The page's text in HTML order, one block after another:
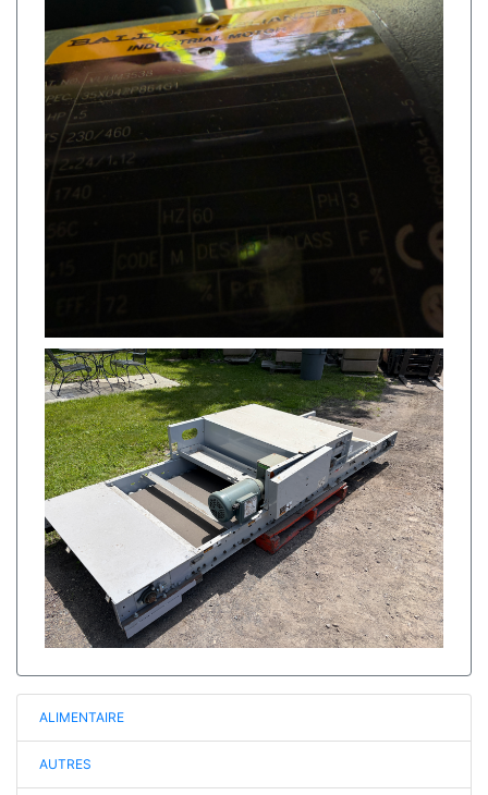
ALIMENTAIRE
AUTRES